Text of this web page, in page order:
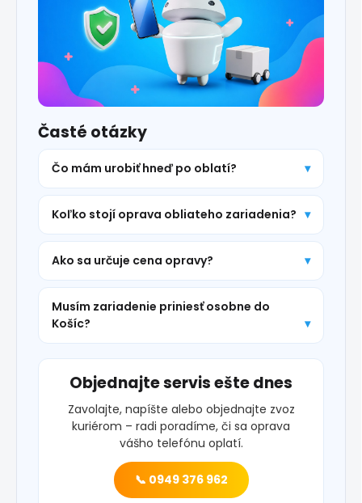
Časté otázky
Čo mám urobiť hneď po oblatí?
Koľko stojí oprava obliateho zariadenia?
Ako sa určuje cena opravy?
Musím zariadenie priniesť osobne do
Košíc?
Objednajte servis ešte dnes
Zavolajte, napíšte alebo objednajte zvoz
kuriérom – radi poradíme, či sa oprava
vášho telefónu oplatí.
📞 0949 376 962